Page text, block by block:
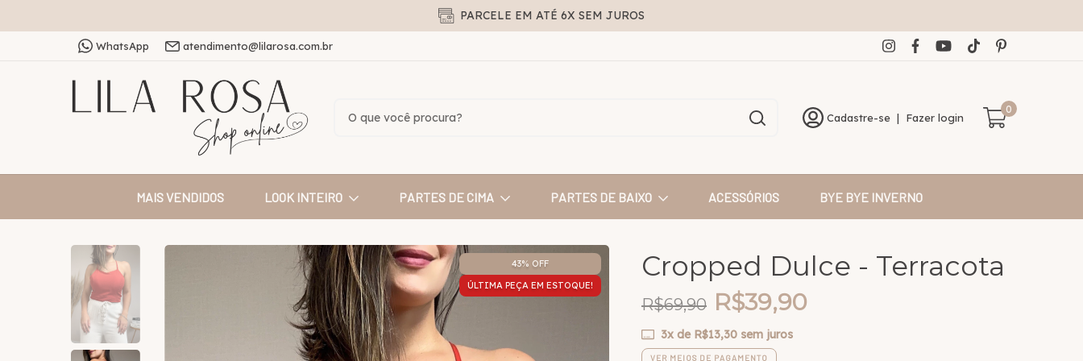
PARCELE EM ATÉ 6X SEM JUROS
WhatsApp atendimento@lilarosa.com.br
Cadastre-se | Fazer login
0
MAIS VENDIDOS LOOK INTEIRO PARTES DE CIMA PARTES DE BAIXO ACESSÓRIOS BYE BYE INVERNO
43% OFF
ÚLTIMA PEÇA EM ESTOQUE!
Cropped Dulce - Terracota
R$69,90 R$39,90
3x de R$13,30sem juros
VER MEIOS DE PAGAMENTO